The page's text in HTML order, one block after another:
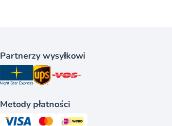
Partnerzy wysyłkowi
Metody płatności